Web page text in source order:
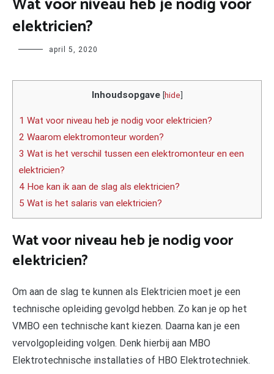
elektricien?
Author april 5, 2020
Inhoudsopgave [hide]
1 Wat voor niveau heb je nodig voor elektricien?
2 Waarom elektromonteur worden?
3 Wat is het verschil tussen een elektromonteur en een
elektricien?
4 Hoe kan ik aan de slag als elektricien?
5 Wat is het salaris van elektricien?
Wat voor niveau heb je nodig voor
elektricien?
Om aan de slag te kunnen als Elektricien moet je een
technische opleiding gevolgd hebben. Zo kan je op het
VMBO een technische kant kiezen. Daarna kan je een
vervolgopleiding volgen. Denk hierbij aan MBO
Elektrotechnische installaties of HBO Elektrotechniek.